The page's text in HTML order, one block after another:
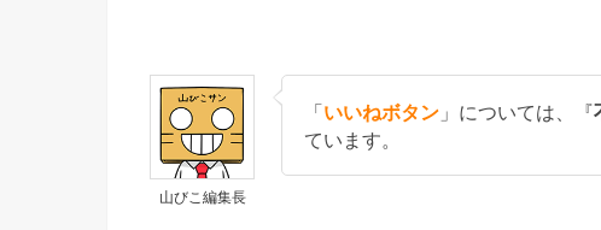
山びこ編集長
「いいねボタン 」については、『
ています。